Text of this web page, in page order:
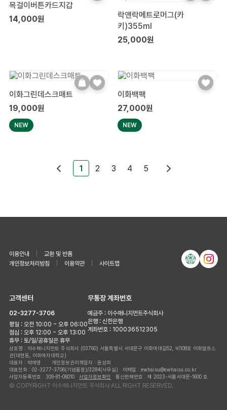
목걸이버튼카드지갑
14,000원
락앤락메트로머그(카
키)355ml
25,000원
이화그린데스크매트
19,000원
NEW
이화백팩
27,000원
NEW
1 2 3 4 5
이용안내
교환 및 반품
개인정보처리방침
이용약관 사이트맵
고객센터
02-3277-3706
평일 : 오전 10:00 ~ 오후 06:00
점심 : 오후 12:00 ~ 오후 13:00
휴무 : 토/일/공휴일은 휴무
무통장 계좌번호
예금주 : 이수매니지먼트주식회사
은행 : 신한은행
계좌번호 : 100036512305
상호명 : 이수매니지먼트 주식회사 (03760) 서울특별시 서대문구 이화여대길52, 비108호 이화알프스
관(대현동, 이화여자대학교)
대표자 : 박애영 개인정보관리책임자 : 윤성희
대표전화 : 02-3277-3706(기념품점)/3284(사무실)
이메일 : ewhaisu@ewhaisu.co.kr
사업자등록번호 : 309-81-08010 사업자정보확인 통신판매번호 : 제 2023-서울서대문-1600 호
© COPYRIGHT 이수매니지먼트 주식회사 ALL RIGHT RESERVED.